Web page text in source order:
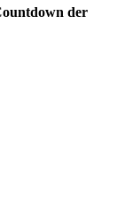
der